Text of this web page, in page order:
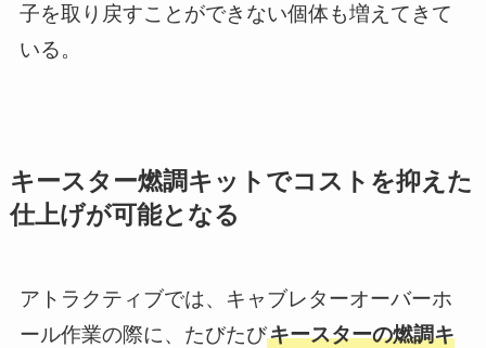
子を取り戻すことができない個体も増えてきて
いる。
キースター燃調キットでコストを抑えた
仕上げが可能となる
アトラクティブでは、キャブレターオーバーホ
ール作業の際に、たびたびキースターの燃調キ